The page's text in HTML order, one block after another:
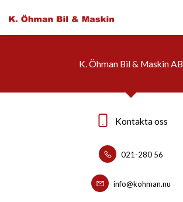
K. Öhman Bil & Maskin AB
Kontakta oss
021-280 56
info@kohman.nu